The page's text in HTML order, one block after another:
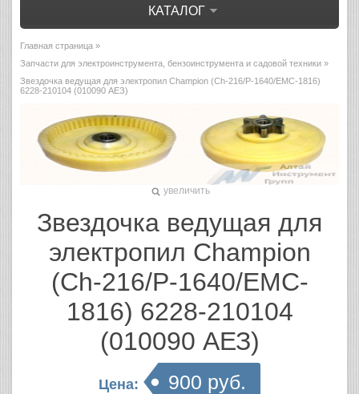
КАТАЛОГ
Главная страница »
Запчасти для электроинструмента, бензоинструмента и садовой техники »
Звездочка ведущая для электропил Champion (Ch-216/P-1640/EMC-1816)
6228-210104 (010090 АЕЗ)
увеличить
Звездочка ведущая для
электропил Champion
(Ch-216/P-1640/EMC-
1816) 6228-210104
(010090 АЕЗ)
Цена: 900 руб.